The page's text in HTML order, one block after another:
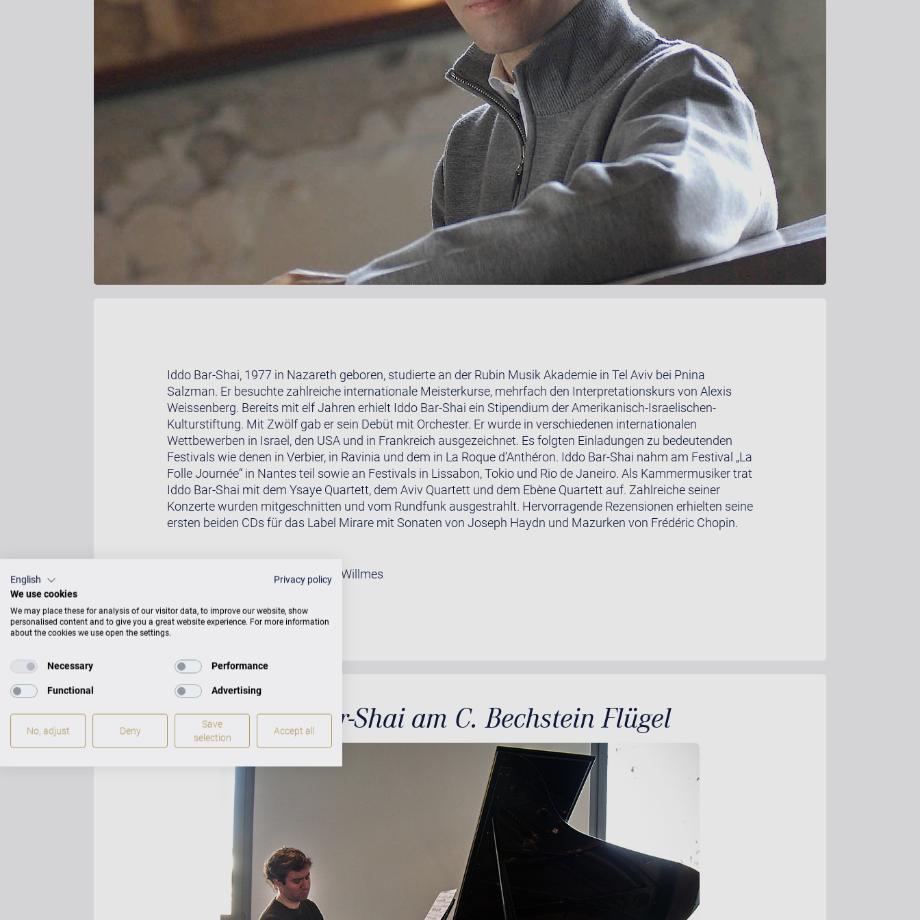
Iddo Bar-Shai, 1977 in Nazareth geboren, studierte an der Rubin Musik Akademie in Tel Aviv bei Pnina
Salzman. Er besuchte zahlreiche internationale Meisterkurse, mehrfach den Interpretationskurs von Alexis
Weissenberg. Bereits mit elf Jahren erhielt Iddo Bar-Shai ein Stipendium der Amerikanisch-Israelischen-
Kulturstiftung. Mit Zwölf gab er sein Debüt mit Orchester. Er wurde in verschiedenen internationalen
Wettbewerben in Israel, den USA und in Frankreich ausgezeichnet. Es folgten Einladungen zu bedeutenden
Festivals wie denen in Verbier, in Ravinia und dem in La Roque d’Anthéron. Iddo Bar-Shai nahm am Festival „La
Folle Journée“ in Nantes teil sowie an Festivals in Lissabon, Tokio und Rio de Janeiro. Als Kammermusiker trat
Iddo Bar-Shai mit dem Ysaye Quartett, dem Aviv Quartett und dem Ebène Quartett auf. Zahlreiche seiner
Konzerte wurden mitgeschnitten und vom Rundfunk ausgestrahlt. Hervorragende Rezensionen erhielten seine
ersten beiden CDs für das Label Mirare mit Sonaten von Joseph Haydn und Mazurken von Frédéric Chopin.
Fotos: © Vincent Garnier, Gregor Willmes
Iddo Bar-Shai am C. Bechstein Flügel
English
Privacy policy
We use cookies
We may place these for analysis of our visitor data, to improve our website, show
personalised content and to give you a great website experience. For more information
about the cookies we use open the settings.
Necessary Performance
Functional Advertising
No, adjust Deny
Save
selection
Accept all